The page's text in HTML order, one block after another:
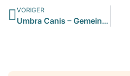
VORIGER
Umbra Canis – Gemeinsam stark für all/t/e Hundeseelen e.V. h…